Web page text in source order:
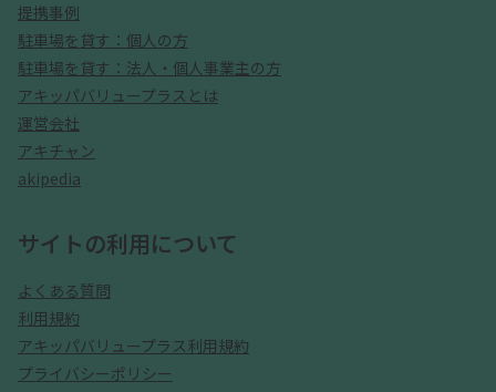
提携事例
駐車場を貸す：個人の方
駐車場を貸す：法人・個人事業主の方
アキッパバリュープラスとは
運営会社
アキチャン
akipedia
サイトの利用について
よくある質問
利用規約
アキッパバリュープラス利用規約
プライバシーポリシー